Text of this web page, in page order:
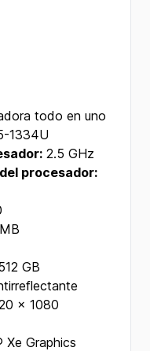
todo en uno
1334U
2.5 GHz
procesador:
GB
x 1080
Xe Graphics